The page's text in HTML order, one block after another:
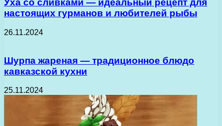
Уха со сливками — идеальный рецепт для
настоящих гурманов и любителей рыбы
26.11.2024
Шурпа жареная — традиционное блюдо
кавказской кухни
25.11.2024